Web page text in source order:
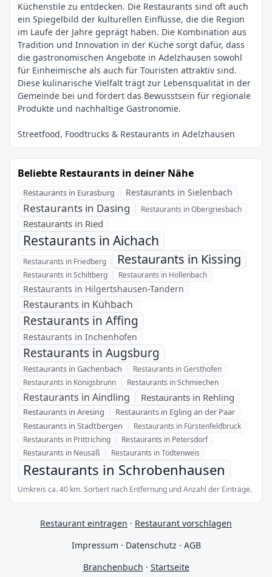
Küchenstile zu entdecken. Die Restaurants sind oft auch
ein Spiegelbild der kulturellen Einflüsse, die die Region
im Laufe der Jahre geprägt haben. Die Kombination aus
Tradition und Innovation in der Küche sorgt dafür, dass
die gastronomischen Angebote in Adelzhausen sowohl
für Einheimische als auch für Touristen attraktiv sind.
Diese kulinarische Vielfalt trägt zur Lebensqualität in der
Gemeinde bei und fördert das Bewusstsein für regionale
Beliebte Restaurants in deiner Nähe
Restaurants in Eurasburg Restaurants in Sielenbach
Restaurants in Dasing Restaurants in Obergriesbach
Restaurants in Ried
Restaurants in Aichach
Restaurants in Friedberg Restaurants in Kissing
Restaurants in Schiltberg Restaurants in Hollenbach
Restaurants in Hilgertshausen-Tandern
Restaurants in Kühbach
Restaurants in Affing
Restaurants in Inchenhofen
Restaurants in Augsburg
Restaurants in Gachenbach
Restaurants in Gersthofen
Restaurants in Königsbrunn
Restaurants in Schmiechen
Restaurants in Aindling Restaurants in Rehling
Restaurants in Aresing
Restaurants in Egling an der Paar
Restaurants in Stadtbergen
Restaurants in Fürstenfeldbruck
Restaurants in Prittriching
Restaurants in Petersdorf
Restaurants in Neusäß
Restaurants in Todtenweis
Restaurants in Schrobenhausen
Umkreis ca. 40 km. Sortiert nach Entfernung und Anzahl der Einträge.
Restaurant eintragen · Restaurant vorschlagen
Impressum · Datenschutz · AGB
Branchenbuch · Startseite